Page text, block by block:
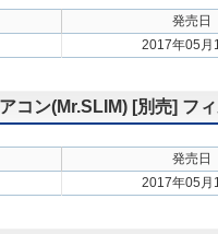
発売日
2017年05月
コン(Mr.SLIM) [別売] フ
発売日
2017年05月